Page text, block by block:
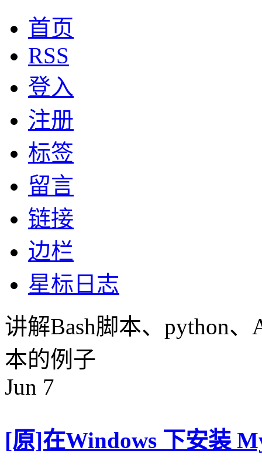
首页
RSS
登入
注册
标签
留言
链接
边栏
星标日志
讲解Bash脚本、python
本的例子
Jun 7
[原]在Windows 下安装